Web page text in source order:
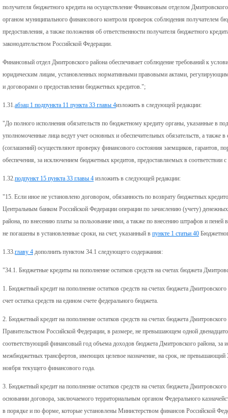
получателя бюджетного кредита на осуществление Финансовым отделом
органом муниципального финансового контроля проверок соблюдения получателем
предоставления, а также положения об ответственности получателя бюджетного
законодательством Российской Федерации.
Финансовый отдел Дмитровского района обеспечивает соблюдение требований к
юридическим лицам, установленных нормативными правовыми актами,
и договорами о предоставлении бюджетных кредитов.";
1.31. абзац 1 подпункта 11 пункта 33 главы 4изложить в следующей редакции:
"До полного исполнения обязательств по бюджетному кредиту органы, указанные в
уполномоченные лица ведут учет основных и обеспечительных обязательств, а также
(соглашений) осуществляют проверку финансового состояния заемщиков, гарантов,
обеспечения, за исключением бюджетных кредитов, предоставляемых в
1.32. подпункт 15 пункта 33 главы 4 изложить в следующей редакции:
"15. Если иное не установлено договором, обязанность по возврату бюджетных
Центральным банком Российской Федерации операции по зачислению (учету)
района, по внесению платы за пользование ими, а также по внесению штрафов и пеней
не погашены в установленные сроки, на счет, указанный в пункте 1 статьи 40
1.33. главу 4 дополнить пунктом 34.1 следующего содержания:
"34.1. Бюджетные кредиты на пополнение остатков средств на счетах бюджета
1. Бюджетный кредит на пополнение остатков средств на счетах бюджета
счет остатка средств на едином счете федерального бюджета.
2. Бюджетный кредит на пополнение остатков средств на счетах бюджета
Правительством Российской Федерации, в размере, не превышающем одной
соответствующий финансовый год объема доходов бюджета Дмитровского района, за
межбюджетных трансфертов, имеющих целевое назначение, на срок, не превышающий
ноября текущего финансового года.
3. Бюджетный кредит на пополнение остатков средств на счетах бюджета
основании договора, заключаемого территориальным органом Федерального
в порядке и по форме, которые установлены Министерством финансов Российской